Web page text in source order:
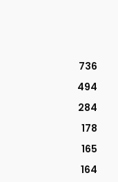
736
494
284
178
165
164